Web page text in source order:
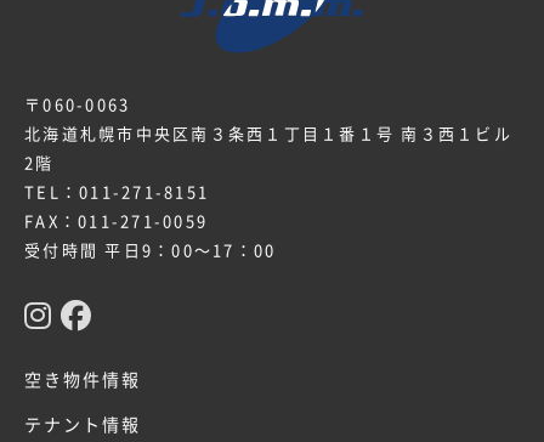
〒060-0063
北海道札幌市中央区南３条西１丁目１番１号 南３西１ビル
2階
TEL： 011-271-8151
FAX：011-271-0059
受付時間 平日9：00～17：00
空き物件情報
テナント情報